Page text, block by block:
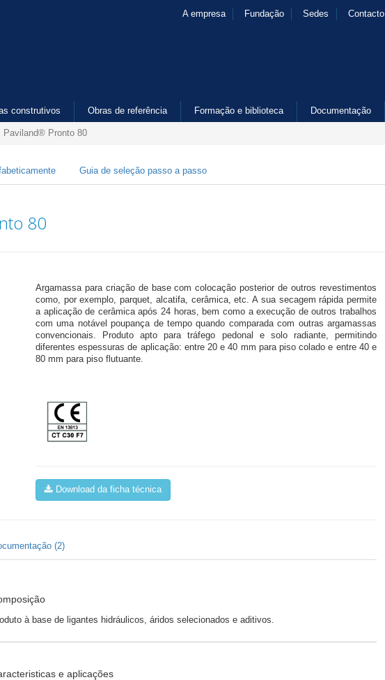
A empresa Fundação Sedes Contacto
construtivos Obras de referência Formação e biblioteca Documentação
Paviland® Pronto 80
Guia de seleção passo a passo
80
Argamassa para criação de base com colocação posterior de outros revestimentos
como, por exemplo, parquet, alcatifa, cerâmica, etc. A sua secagem rápida permite
a aplicação de cerâmica após 24 horas, bem como a execução de outros trabalhos
com uma notável poupança de tempo quando comparada com outras argamassas
convencionais. Produto apto para tráfego pedonal e solo radiante, permitindo
diferentes espessuras de aplicação: entre 20 e 40 mm para piso colado e entre 40 e
80 mm para piso flutuante.
Download da ficha técnica
(2)
à base de ligantes hidráulicos, áridos selecionados e aditivos.
e aplicações